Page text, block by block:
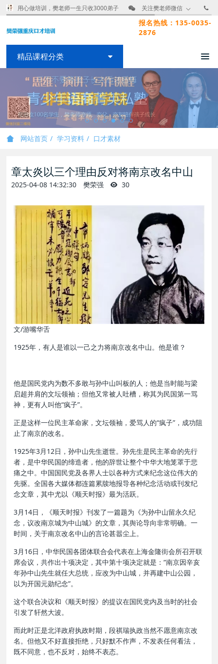
用心做培训，樊老师一生只收3000弟子 关注樊老师微信
报名热线：135-0035-
2876
精品课程分类
网站首页 学习资料 口才素材
章太炎以三个理由反对将南京改名中山
2025-04-08 14:32:30 樊荣强 30
文/游嘴华舌
1925年，有人是谁以一己之力将南京改名中山。他是谁？
他是国民党内为数不多敢与孙中山叫板的人；他是当时能与梁
启超并肩的文坛领袖；但他又常被人吐槽，称其为民国第一骂
神，更有人叫他“疯子”。
正是这样一位民主革命家，文坛领袖，爱骂人的“疯子”，成功阻
止了南京的改名。
1925年3月12日，孙中山先生逝世。孙先生是民主革命的先行
者，是中华民国的缔造者，他的辞世让整个中华大地笼罩于悲
痛之中。中国国民党及各界人士以各种方式来纪念这位伟大的
先驱。全国各大媒体都连篇累牍地报导各种纪念活动或刊发纪
念文章，其中尤以《顺天时报》最为活跃。
3月14日，《顺天时报》刊发了一篇题为《为孙中山留永久纪
念，议改南京城为中山城》的文章，其舆论导向非常明确。一
时间，关于南京改名中山的言论甚嚣尘上。
3月16日，中华民国各团体联合会代表在上海金隆街会所召开联
席会议，共作出十项决定，其中第十项决定就是：“南京因辛亥
年孙中山先生就任大总统，应改为中山城，并再建中山公园，
以为开国元勋纪念”。
这个联合决议和《顺天时报》的提议在国民党内及当时的社会
引发了轩然大波。
而此时正是北洋政府执政时期，段祺瑞执政当然不愿意南京改
名。但他又不好直接拒绝，只好默不作声，不发表任何看法，
既不同意，也不反对，始终不表态。